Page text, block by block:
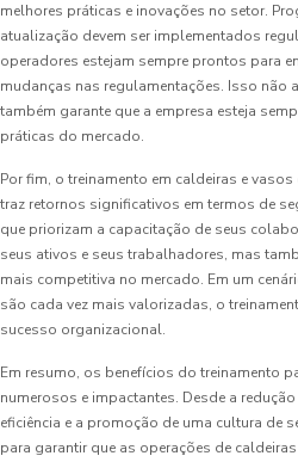
melhores práticas e inovações no setor.
atualização devem ser implementados
operadores estejam sempre prontos para
mudanças nas regulamentações. Isso não
também garante que a empresa esteja
práticas do mercado.
Por fim, o treinamento em caldeiras e
traz retornos significativos em termos de
que priorizam a capacitação de seus
seus ativos e seus trabalhadores, mas
mais competitiva no mercado. Em um
são cada vez mais valorizadas, o
sucesso organizacional.
Em resumo, os benefícios do treinamento
numerosos e impactantes. Desde a
eficiência e a promoção de uma cultura de
para garantir que as operações de